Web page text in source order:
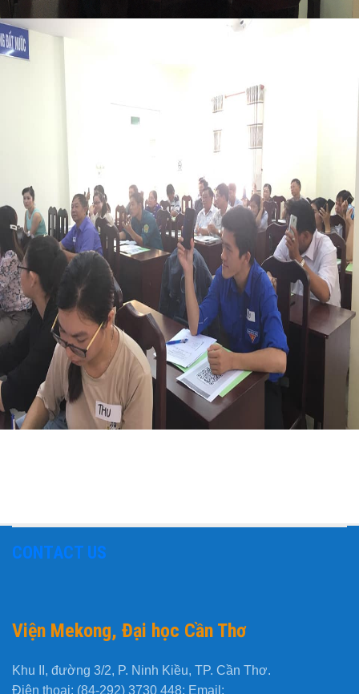
CONTACT US
Viện Mekong, Đại học Cần Thơ
Khu II, đường 3/2, P. Ninh Kiều, TP. Cần Thơ.
Điện thoại: (84-292) 3730 448; Email: